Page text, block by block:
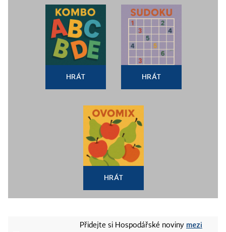
HRÁT HRÁT
HRÁT
Přidejte si Hospodářské noviny mezi